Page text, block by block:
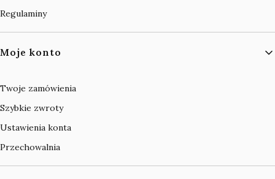
Regulaminy
Moje konto
Twoje zamówienia
Szybkie zwroty
Ustawienia konta
Przechowalnia